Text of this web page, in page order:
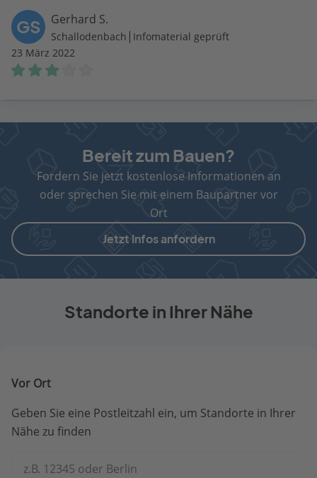
GS Gerhard S.
Schallodenbach | Infomaterial geprüft
23 März 2022
Bereit zum Bauen?
Fordern Sie jetzt kostenlose Informationen an
oder sprechen Sie mit einem Baupartner vor
Ort
Jetzt Infos anfordern
Standorte in Ihrer Nähe
Vor Ort
Geben Sie eine Postleitzahl ein, um Standorte in Ihrer
Nähe zu finden
z.B. 12345 oder Berlin